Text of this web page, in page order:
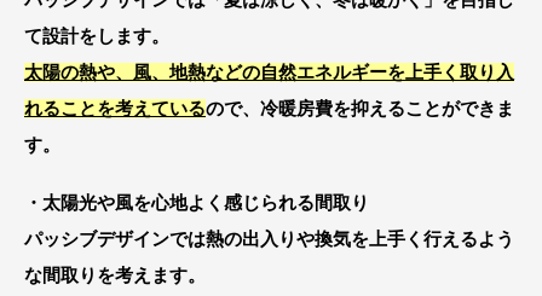
て設計をします。
太陽の熱や、風、地熱などの自然エネルギーを上手く取り入
れることを考えているので、冷暖房費を抑えることができま
す。
・太陽光や風を心地よく感じられる間取り
パッシブデザインでは熱の出入りや換気を上手く行えるよう
な間取りを考えます。